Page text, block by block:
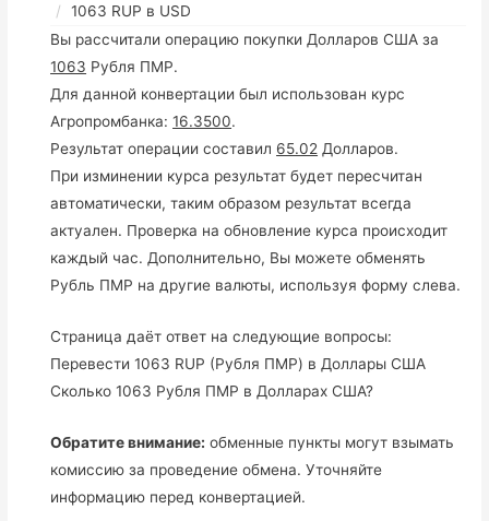
1063 RUP в USD
Вы рассчитали операцию покупки Долларов США за
1063 Рубля ПМР.
Для данной конвертации был использован курс
Агропромбанка:16.3500.
Результат операции составил 65.02 Долларов.
При изминении курса результат будет пересчитан
автоматически, таким образом результат всегда
актуален. Проверка на обновление курса происходит
каждый час. Дополнительно, Вы можете обменять
Рубль ПМР на другие валюты, используя форму слева.
Страница даёт ответ на следующие вопросы:
Перевести 1063 RUP (Рубля ПМР) в Доллары США
Сколько 1063 Рубля ПМР в Долларах США?
Обратите внимание: обменные пункты могут взымать
комиссию за проведение обмена. Уточняйте
информацию перед конвертацией.